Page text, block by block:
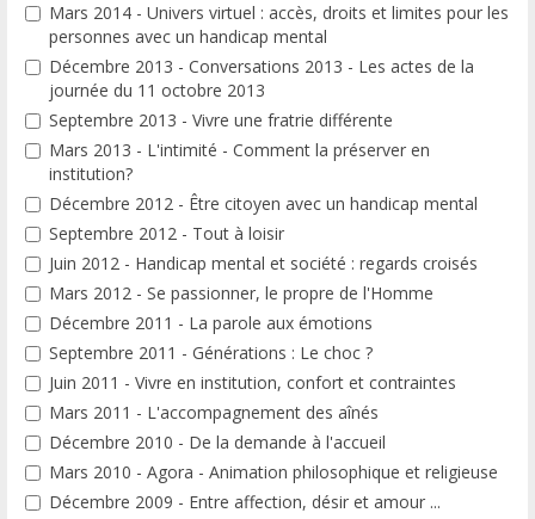
Mars 2014 - Univers virtuel : accès, droits et limites pour les
personnes avec un handicap mental
Décembre 2013 - Conversations 2013 - Les actes de la
journée du 11 octobre 2013
Septembre 2013 - Vivre une fratrie différente
Mars 2013 - L'intimité - Comment la préserver en
institution?
Décembre 2012 - Être citoyen avec un handicap mental
Septembre 2012 - Tout à loisir
Juin 2012 - Handicap mental et société : regards croisés
Mars 2012 - Se passionner, le propre de l'Homme
Décembre 2011 - La parole aux émotions
Septembre 2011 - Générations : Le choc ?
Juin 2011 - Vivre en institution, confort et contraintes
Mars 2011 - L'accompagnement des aînés
Décembre 2010 - De la demande à l'accueil
Mars 2010 - Agora - Animation philosophique et religieuse
Décembre 2009 - Entre affection, désir et amour ...